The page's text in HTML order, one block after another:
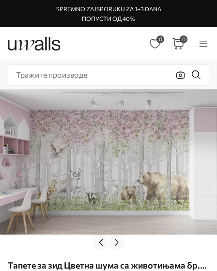
SPREMNO ZA ISPORUKU ZA 1–3 DANA
ПОПУСТИ ОД 40%
0 0
Тапете за зид Цветна шума са животињама бр.